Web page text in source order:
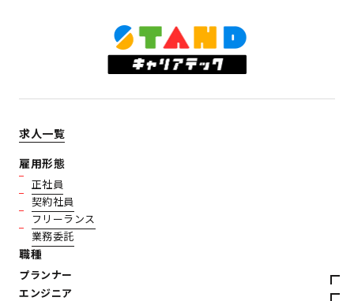
求人一覧
雇用形態
正社員
契約社員
フリーランス
業務委託
職種
プランナー
エンジニア